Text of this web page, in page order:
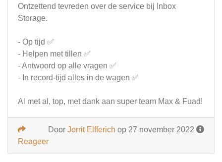
Ontzettend tevreden over de service bij Inbox
Storage.
- Op tijd ✅
- Helpen met tillen ✅
- Antwoord op alle vragen ✅
- In record-tijd alles in de wagen ✅
Al met al, top, met dank aan super team Max & Fuad!
Door Jorrit Elfferich op 27 november 2022
Reageer